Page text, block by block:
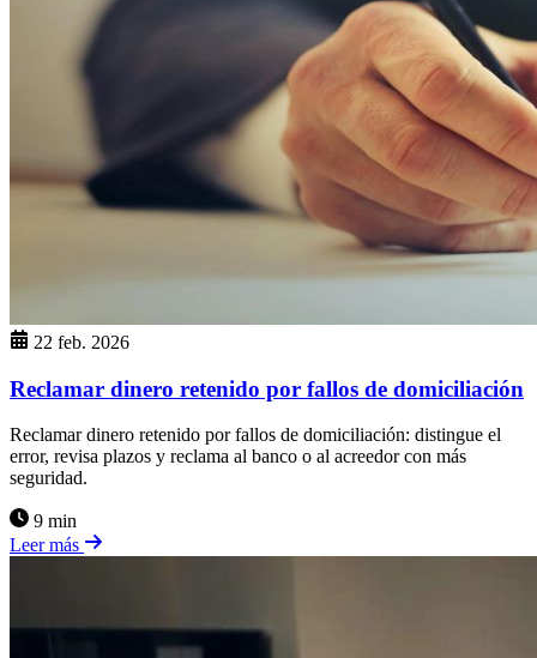
22 feb. 2026
Reclamar dinero retenido por fallos de domiciliación
Reclamar dinero retenido por fallos de domiciliación: distingue el
error, revisa plazos y reclama al banco o al acreedor con más
seguridad.
9 min
Leer más